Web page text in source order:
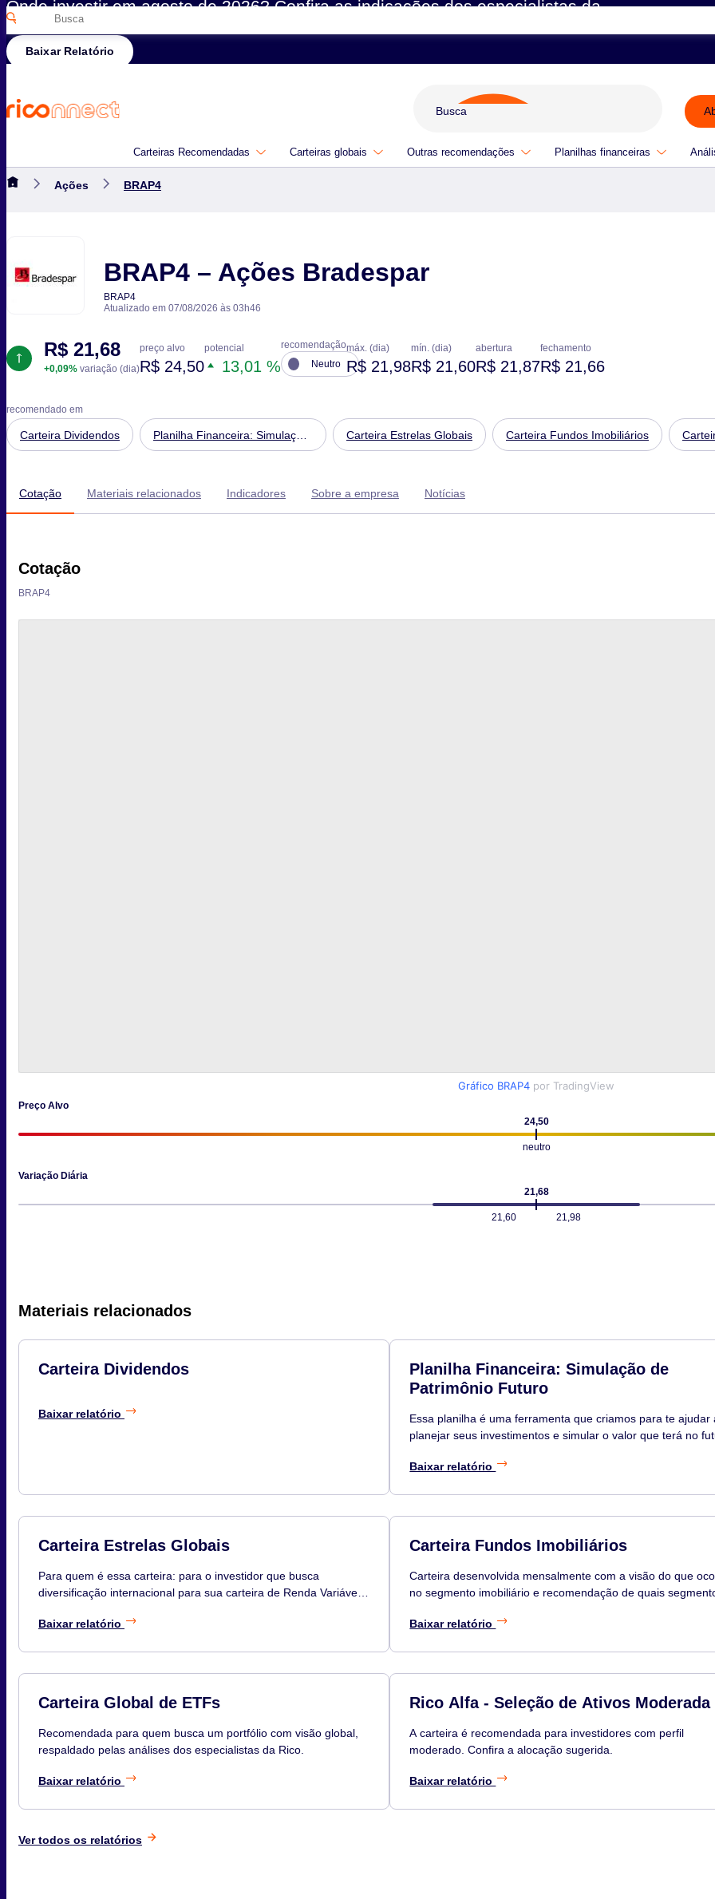
Pesquisar
por:
Onde investir em agosto de 2026? Confira as indicações dos especialistas da
Rico
Baixar Relatório
Carteiras Recomendadas Carteiras globais Outras recomendações Planilhas financeiras
Ações BRAP4
BRAP4 – Ações Bradespar
BRAP4
Atualizado em 07/08/2026 às 03h46
R$ 21,68
+0,09% variação (dia)
preço alvo
R$ 24,50
potencial
13,01 %
recomendação
Neutro
máx. (dia)
R$ 21,98
mín. (dia)
R$ 21,60
abertura
R$ 21,87
fechamento
R$ 21,66
recomendado em
Carteira Dividendos
Planilha Financeira: Simulação
de Patrimônio Futuro
Carteira Estrelas Globais Carteira Fundos Imobiliários
Cotação Materiais relacionados Indicadores Sobre a empresa Notícias
Cotação
BRAP4
Gráfico BRAP4 por TradingView
Preço Alvo
24,50
neutro
Variação Diária
21,68
21,60 21,98
Materiais relacionados
Carteira Dividendos
Baixar relatório
Planilha Financeira: Simulação de
Patrimônio Futuro
Essa planilha é uma ferramenta que criamos para te ajudar
planejar seus investimentos e simular o valor que terá no
Baixar relatório
Carteira Estrelas Globais
Para quem é essa carteira: para o investidor que busca
diversificação internacional para sua carteira de Renda Variável.
ações globais negociados na bolsa brasileira usando filtros de
Baixar relatório
Carteira Fundos Imobiliários
Carteira desenvolvida mensalmente com a visão do que
no segmento imobiliário e recomendação de quais
os principais ativos do segmento para compor a sua
Baixar relatório
Carteira Global de ETFs
Recomendada para quem busca um portfólio com visão global,
respaldado pelas análises dos especialistas da Rico.
Baixar relatório
Rico Alfa - Seleção de Ativos Moderada
A carteira é recomendada para investidores com perfil
moderado. Confira a alocação sugerida.
Baixar relatório
Ver todos os relatórios